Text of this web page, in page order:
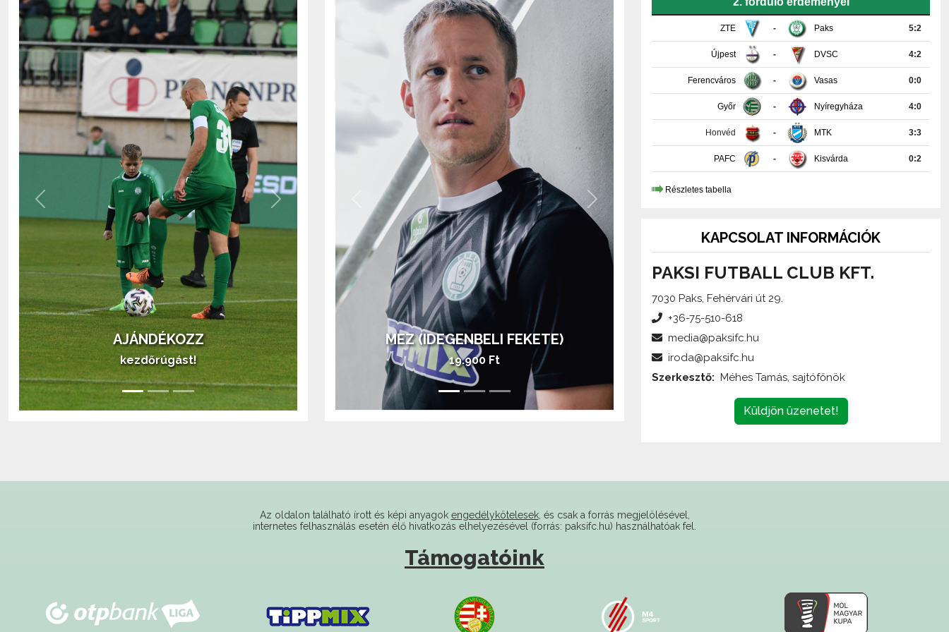
AJÁNDÉKOZZ
kezdőrúgást!
AJÁNDÉKOZZ
kezdőrúgást!
Previous Next
MEZ (IDEGENBELI FEKETE)
19.900 Ft
MEZ (HAZAI ZÖLD)
28.900 Ft
Previous Next
ZTE - Paks 5:2
Újpest - DVSC 4:2
Ferencváros - Vasas 0:0
Győr - Nyíregyháza 4:0
Honvéd - MTK 3:3
PAFC - Kisvárda 0:2
Részletes tabella
KAPCSOLAT INFORMÁCIÓK
PAKSI FUTBALL CLUB KFT.
7030 Paks, Fehérvári út 29.
+36-75-510-618
media@paksifc.hu
iroda@paksifc.hu
Szerkesztő: Méhes Tamás, sajtófőnök
Küldjön üzenetet!
Az oldalon található írott és képi anyagok engedélykötelesek, és csak a forrás megjelölésével,
internetes felhasználás esetén élő hivatkozás elhelyezésével (forrás: paksifc.hu) használhatóak fel.
Támogatóink